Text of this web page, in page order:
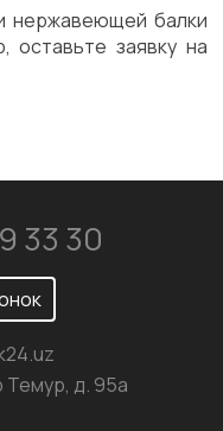
нержавеющей балки
оставьте заявку на
33 30
Темур, д. 95а